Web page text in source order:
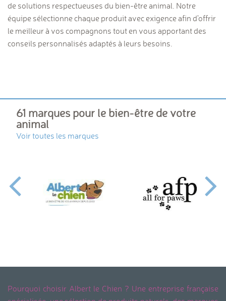
de solutions respectueuses du bien-être animal. Notre
équipe sélectionne chaque produit avec exigence afin d'offrir
le meilleur à vos compagnons tout en vous apportant des
conseils personnalisés adaptés à leurs besoins.
61 marques pour le bien-être de votre
animal
Voir toutes les marques
Pourquoi choisir Albert le Chien ? Une entreprise française